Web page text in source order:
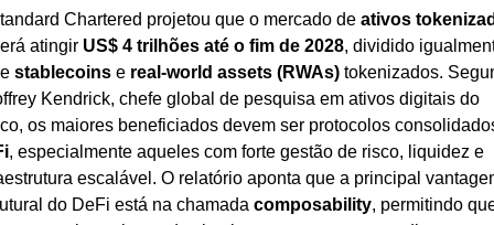
Chartered projetou que o mercado de ativos
atingir US$ 4 trilhões até o fim de 2028, dividido
stablecoins e real-world assets (RWAs) tokenizados.
Kendrick, chefe global de pesquisa em ativos digitais do
, especialmente aqueles com forte gestão de risco, liquidez e
escalável. O relatório aponta que a principal
do DeFi está na chamada composability, permitindo